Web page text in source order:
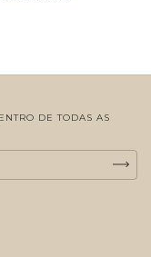
DE TODAS AS